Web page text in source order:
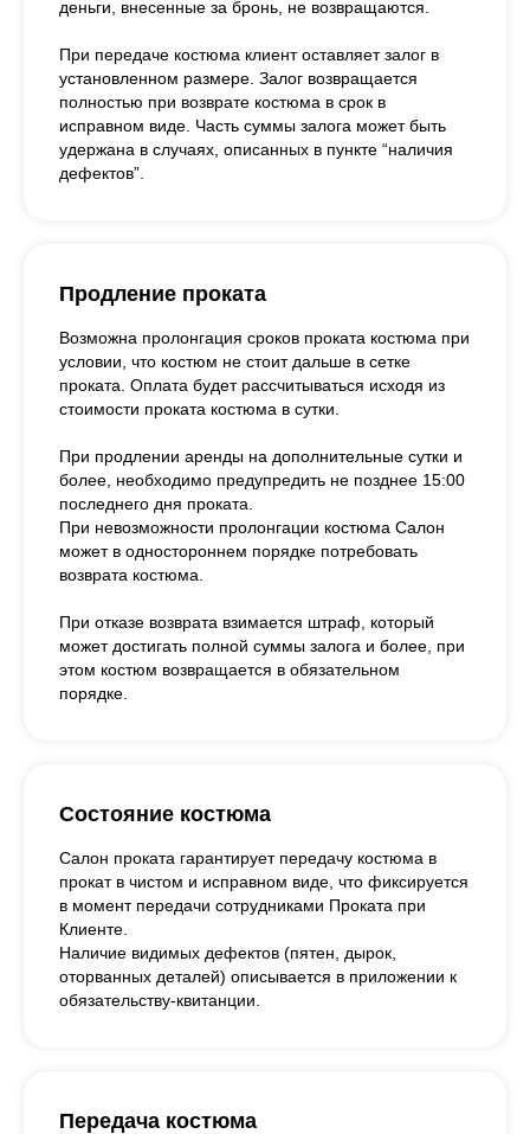
деньги, внесенные за бронь, не возвращаются.
При передаче костюма клиент оставляет залог в
установленном размере. Залог возвращается
полностью при возврате костюма в срок в
исправном виде. Часть суммы залога может быть
удержана в случаях, описанных в пункте “наличия
дефектов”.
Продление проката
Возможна пролонгация сроков проката костюма при
условии, что костюм не стоит дальше в сетке
проката. Оплата будет рассчитываться исходя из
стоимости проката костюма в сутки.
При продлении аренды на дополнительные сутки и
более, необходимо предупредить не позднее 15:00
последнего дня проката.
При невозможности пролонгации костюма Салон
может в одностороннем порядке потребовать
возврата костюма.
При отказе возврата взимается штраф, который
может достигать полной суммы залога и более, при
этом костюм возвращается в обязательном
порядке.
Состояние костюма
Салон проката гарантирует передачу костюма в
прокат в чистом и исправном виде, что фиксируется
в момент передачи сотрудниками Проката при
Клиенте.
Наличие видимых дефектов (пятен, дырок,
оторванных деталей) описывается в приложении к
обязательству-квитанции.
Передача костюма